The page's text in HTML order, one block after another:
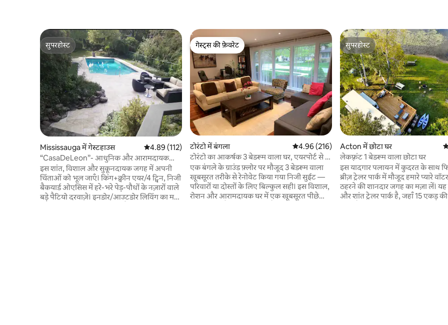
सुपरहोस्ट
सुपरहोस्ट
Mississauga में गेस्टहाउस औसत रेटिंग 5 में से 4.89, 112 समीक्षाएँ
4.89 (112)
“CasaDeLeon”- आधुनिक और आरामदायक
लेकव्यू गेस्टहाउस
इस शांत, विशाल और सुकूनदायक जगह में अपनी
चिंताओं को भूल जाएँ। किंग+क्वीन एयर/4 ट्विन, निजी
बैकयार्ड ओएसिस में हरे-भरे पेड़-पौधों के नज़ारों वाले
बड़े पैटियो दरवाज़े। इनडोर/आउटडोर लिविंग का मज़ा
गेस्ट्स की फ़ेवरेट
गेस्ट्स की फ़ेवरेट
टोरंटो में बंगला औसत रेटिंग 5 में से 4.96, 216 समीक्षाएँ
4.96 (216)
टोरंटो का आकर्षक 3 बेडरूम वाला घर, एयरपोर्ट से 5
मिनट की दूरी पर
एक बंगले के ग्राउंड फ़्लोर पर मौजूद 3 बेडरूम वाला
खूबसूरत तरीके से रेनोवेट किया गया निजी सुईट —
परिवारों या दोस्तों के लिए बिल्कुल सही। इस विशाल,
रोशन और आरामदायक घर में एक खूबसूरत पीछे
सुपरहोस्ट
सुपरहोस्ट
Acton में छोटा घर
लेकफ़्रंट 1 बेडरूम वाला छोटा घर
इस यादगार पलायन में कुदरत के साथ
ब्रीज़ ट्रेलर पार्क में मौजूद हमारे प्यारे
ठहरने की शानदार जगह का मज़ा लें।
और शांत ट्रेलर पार्क है, जहाँ 15 एकड़